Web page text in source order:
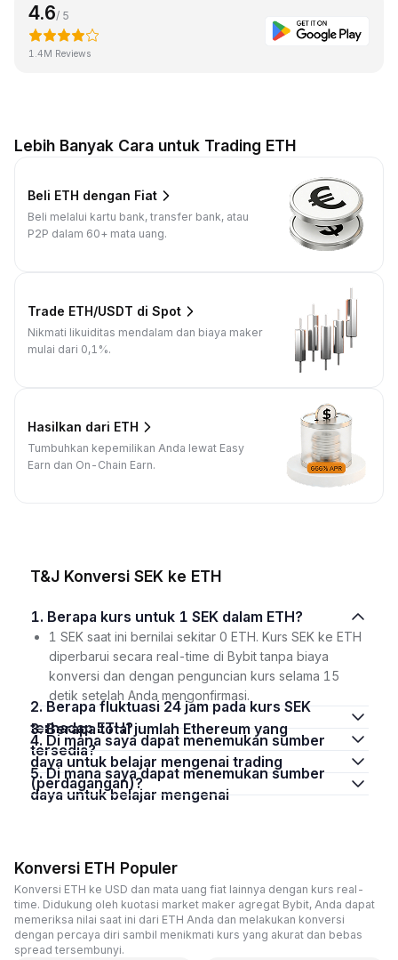
4.6/ 5
1.4M Reviews
Lebih Banyak Cara untuk Trading ETH
Beli ETH dengan Fiat
Beli melalui kartu bank, transfer bank, atau
P2P dalam 60+ mata uang.
Trade ETH/USDT di Spot
Nikmati likuiditas mendalam dan biaya maker
mulai dari 0,1%.
Hasilkan dari ETH
Tumbuhkan kepemilikan Anda lewat Easy
Earn dan On-Chain Earn.
T&J Konversi SEK ke ETH
1. Berapa kurs untuk 1 SEK dalam ETH?
1 SEK saat ini bernilai sekitar 0 ETH. Kurs SEK ke ETH
diperbarui secara real-time di Bybit tanpa biaya
konversi dan dengan penguncian kurs selama 15
detik setelah Anda mengonfirmasi.
2. Berapa fluktuasi 24 jam pada kurs SEK
terhadap ETH?
3. Berapa total jumlah Ethereum yang
tersedia?
4. Di mana saya dapat menemukan sumber
daya untuk belajar mengenai trading
(perdagangan)?
5. Di mana saya dapat menemukan sumber
daya untuk belajar mengenai
Konversi ETH Populer
Konversi ETH ke USD dan mata uang fiat lainnya dengan kurs real-
time. Didukung oleh kuotasi market maker agregat Bybit, Anda dapat
memeriksa nilai saat ini dari ETH Anda dan melakukan konversi
dengan percaya diri sambil menikmati kurs yang akurat dan bebas
spread tersembunyi.